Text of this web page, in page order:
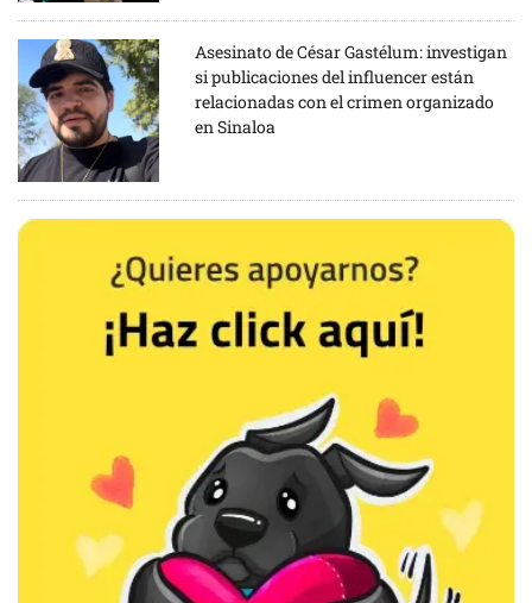
Asesinato de César Gastélum: investigan
si publicaciones del influencer están
relacionadas con el crimen organizado
en Sinaloa